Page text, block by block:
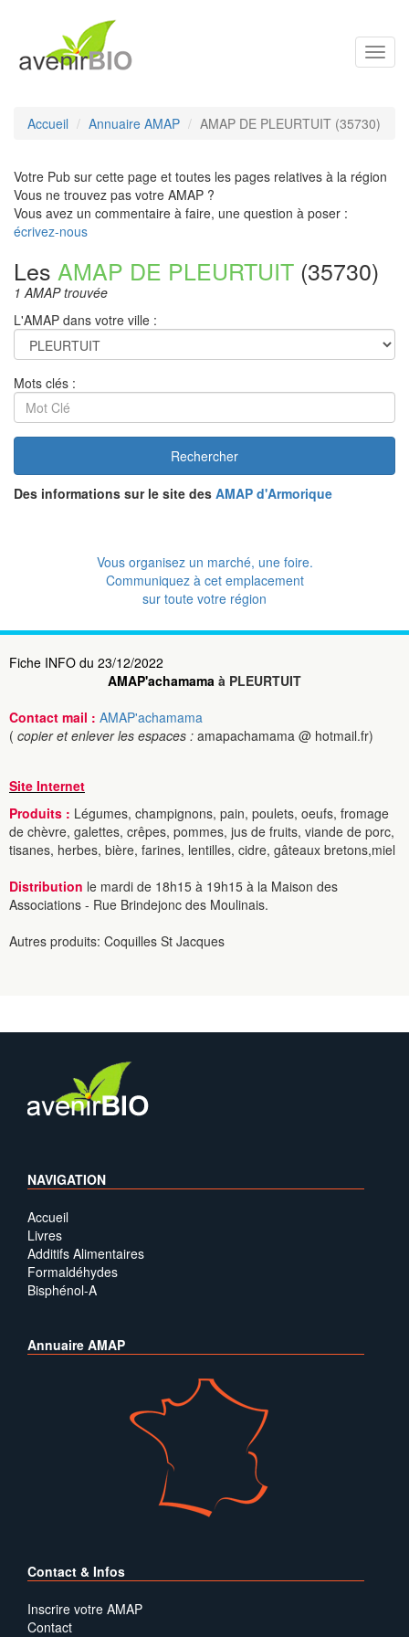
Accueil Annuaire AMAP AMAP DE PLEURTUIT (35730)
Votre Pub sur cette page et toutes les pages relatives à la région
Vous ne trouvez pas votre AMAP ?
Vous avez un commentaire à faire, une question à poser :
écrivez-nous
Les AMAP DE PLEURTUIT (35730)
1 AMAP trouvée
L'AMAP dans votre ville :
Mots clés :
Rechercher
Des informations sur le site des AMAP d'Armorique
Vous organisez un marché, une foire.
Communiquez à cet emplacement
sur toute votre région
Fiche INFO du 23/12/2022
AMAP'achamama à PLEURTUIT
Contact mail : AMAP'achamama
( copier et enlever les espaces : amapachamama @ hotmail.fr)
Site Internet
Produits : Légumes, champignons, pain, poulets, oeufs, fromage
de chèvre, galettes, crêpes, pommes, jus de fruits, viande de porc,
tisanes, herbes, bière, farines, lentilles, cidre, gâteaux bretons,miel
Distribution le mardi de 18h15 à 19h15 à la Maison des
Associations - Rue Brindejonc des Moulinais.
Autres produits: Coquilles St Jacques
NAVIGATION
Accueil
Livres
Additifs Alimentaires
Formaldéhydes
Bisphénol-A
Annuaire AMAP
Contact & Infos
Inscrire votre AMAP
Contact